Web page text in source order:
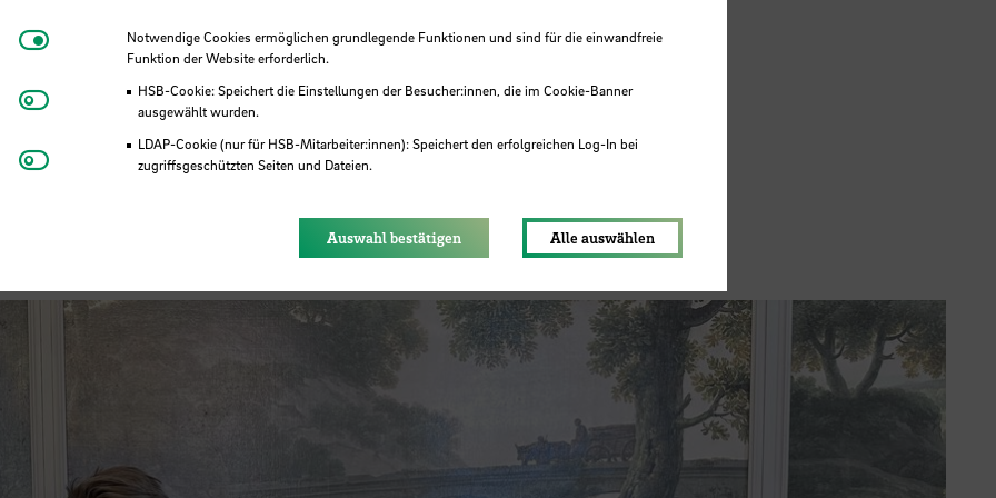
neue Verbindungen zwischen Wirtschaft und
Notwendige CookiesNotwendige Cookies ermöglichen grundlegende Funktionen und sind für die einwandfreie
Funktion der Website erforderlich.
HSB-Cookie: Speichert die Einstellungen der Besucher:innen, die im Cookie-Banner
ausgewählt wurden.
LDAP-Cookie (nur für HSB-Mitarbeiter:innen): Speichert den erfolgreichen Log-In bei
zugriffsgeschützten Seiten und Dateien.
Matomo
Youtube
Auswahl bestätigen Alle auswählen